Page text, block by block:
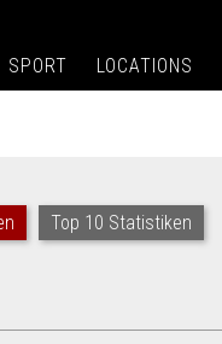
SPORT LOCATIONS
Top 10 Statistiken